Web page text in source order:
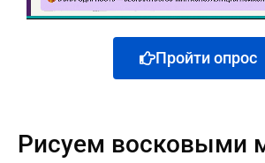
Пройти опрос
Рисуем восковыми